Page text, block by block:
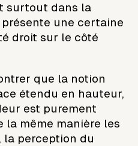
surtout dans la
une certaine
droit sur le côté
que la notion
étendu en hauteur,
est purement
la même manière les
la perception du